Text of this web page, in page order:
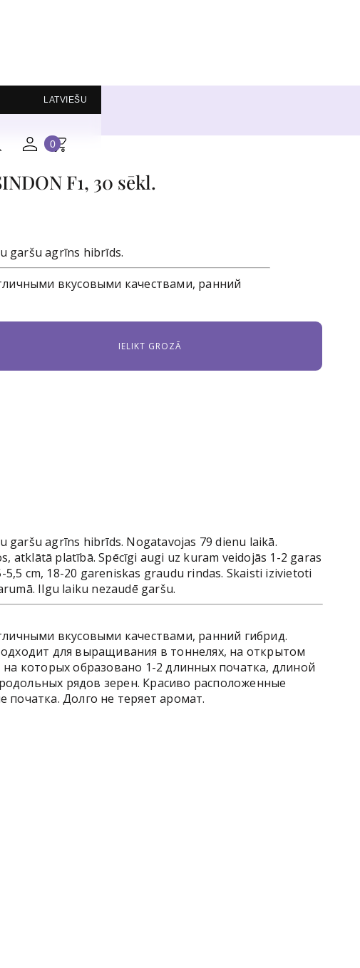
LATVIEŠU
0
F1, 30 sēkl.
garšu agrīns hibrīds.
вкусовыми качествами, ранний
garšu agrīns hibrīds. Nogatavojas 79 dienu laikā.
atklātā platībā. Spēcīgi augi uz kuram veidojās 1-2 garas
cm, 18-20 gareniskas graudu rindas. Skaisti izivietoti
Ilgu laiku nezaudē garšu.
вкусовыми качествами, ранний гибрид.
для выращивания в тоннелях, на открытом
на которых образовано 1-2 длинных початка, длиной
рядов зерен. Красиво расположенные
початка. Долго не теряет аромат.